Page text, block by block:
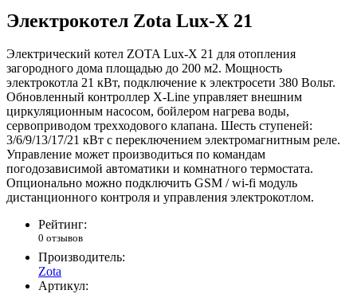
Электрокотел Zota Lux-X 21
Электрический котел ZOTA Lux-X 21 для отопления
загородного дома площадью до 200 м2. Мощность
электрокотла 21 кВт, подключение к электросети 380 Вольт.
Обновленный контроллер X-Line управляет внешним
циркуляционным насосом, бойлером нагрева воды,
сервоприводом трехходового клапана. Шесть ступеней:
3/6/9/13/17/21 кВт с переключением электромагнитным реле.
Управление может производиться по командам
погодозависимой автоматики и комнатного термостата.
Опционально можно подключить GSM / wi-fi модуль
дистанционного контроля и управления электрокотлом.
Рейтинг:
0 отзывов
Производитель:
Zota
Артикул: